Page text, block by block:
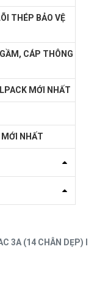
THÉP BẢO VỆ
CÁP THÔNG
MỚI NHẤT
MỚI NHẤT
3A (14 CHÂN DẸP)